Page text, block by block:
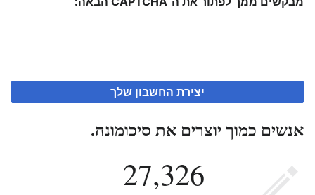
יצירת החשבון שלך
אנשים כמוך יוצרים את סיכומונה.
27,326